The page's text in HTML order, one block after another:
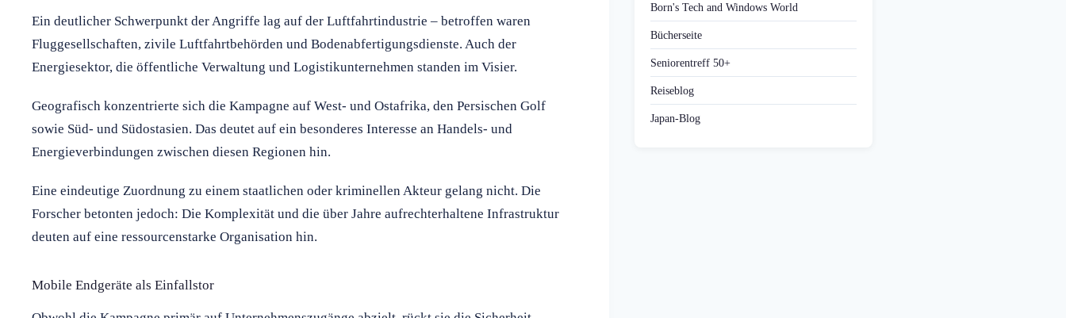
Ein deutlicher Schwerpunkt der Angriffe lag auf der Luftfahrtindustrie – betroffen waren
Fluggesellschaften, zivile Luftfahrtbehörden und Bodenabfertigungsdienste. Auch der
Energiesektor, die öffentliche Verwaltung und Logistikunternehmen standen im Visier.
Geografisch konzentrierte sich die Kampagne auf West- und Ostafrika, den Persischen Golf
sowie Süd- und Südostasien. Das deutet auf ein besonderes Interesse an Handels- und
Energieverbindungen zwischen diesen Regionen hin.
Eine eindeutige Zuordnung zu einem staatlichen oder kriminellen Akteur gelang nicht. Die
Forscher betonten jedoch: Die Komplexität und die über Jahre aufrechterhaltene Infrastruktur
deuten auf eine ressourcenstarke Organisation hin.
Mobile Endgeräte als Einfallstor
Born's Tech and Windows World
Bücherseite
Seniorentreff 50+
Reiseblog
Japan-Blog